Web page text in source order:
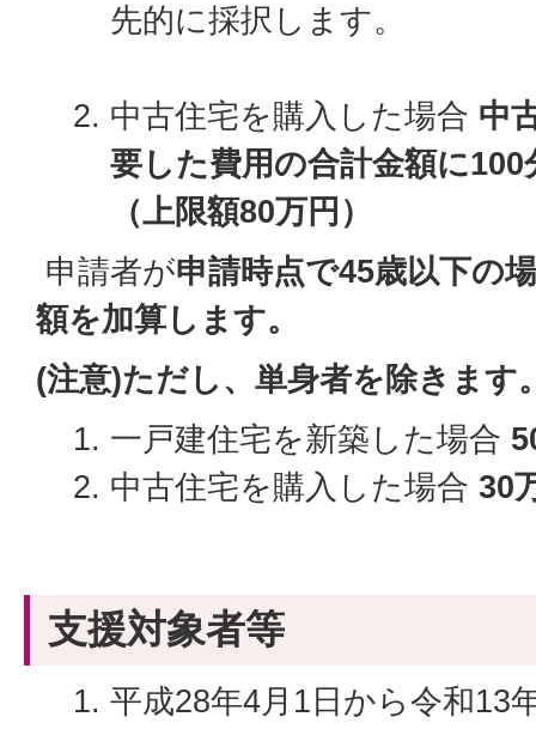
先的に採択します。
中古住宅を購入した場合 中
要した費用の合計金額に
（上限額80万円）
申請者が申請時点で45歳以下の
額を加算します。
(注意)ただし、単身者を除きます
一戸建住宅を新築した場合
中古住宅を購入した場合 30
支援対象者等
平成28年4月1日から令和13